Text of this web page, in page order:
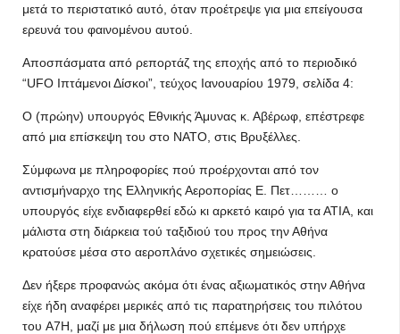
μετά το περιστατικό αυτό, όταν προέτρεψε για μια επείγουσα
ερευνά του φαινομένου αυτού.
Αποσπάσματα από ρεπορτάζ της εποχής από το περιοδικό
“UFO Ιπτάμενοι Δίσκοι”, τεύχος Ιανουαρίου 1979, σελίδα 4:
Ο (πρώην) υπουργός Εθνικής Άμυνας κ. Αβέρωφ, επέστρεφε
από μια επίσκεψη του στο ΝΑΤΟ, στις Βρυξέλλες.
Σύμφωνα με πληροφορίες πού προέρχονται από τον
αντισμήναρχο της Ελληνικής Αεροπορίας Ε. Πετ……… ο
υπουργός είχε ενδιαφερθεί εδώ κι αρκετό καιρό για τα ΑΤΙΑ, και
μάλιστα στη διάρκεια τού ταξιδιού του προς την Αθήνα
κρατούσε μέσα στο αεροπλάνο σχετικές σημειώσεις.
Δεν ήξερε προφανώς ακόμα ότι ένας αξιωματικός στην Αθήνα
είχε ήδη αναφέρει μερικές από τις παρατηρήσεις του πιλότου
του A7Η, μαζί με μια δήλωση πού επέμενε ότι δεν υπήρχε